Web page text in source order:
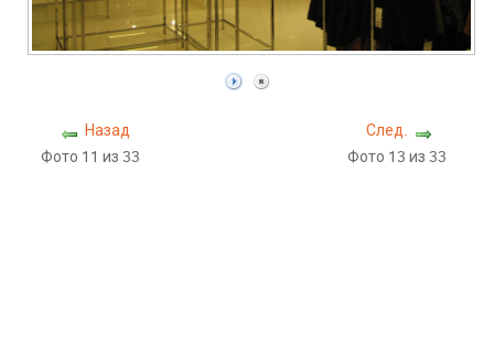
Назад
Фото 11 из 33
След.
Фото 13 из 33